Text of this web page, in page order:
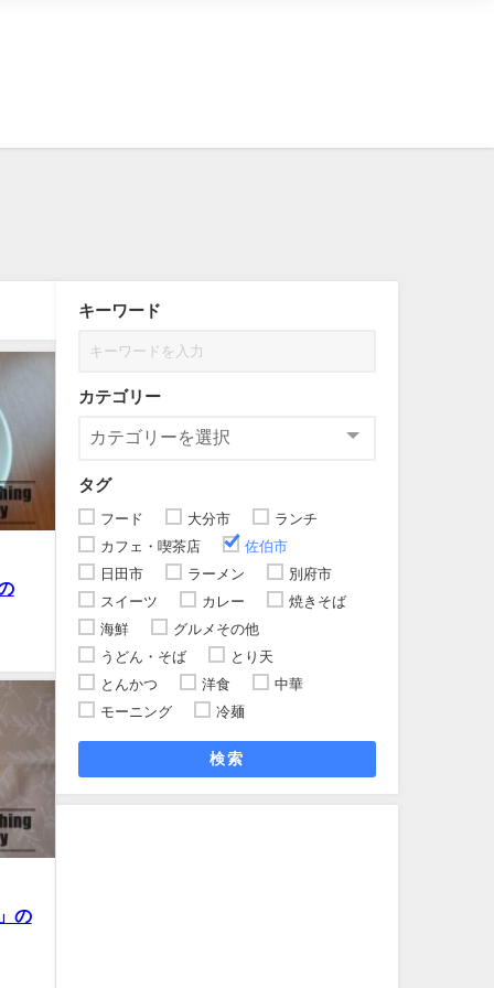
の
キーワード
カテゴリー
タグ
フード 大分市
ランチ
カフェ・喫茶店
佐伯市
日田市
ラーメン
別府市
スイーツ
カレー
焼きそば
海鮮
グルメその他
うどん・そば
とり天
とんかつ
洋食
中華
モーニング
冷麺
検索